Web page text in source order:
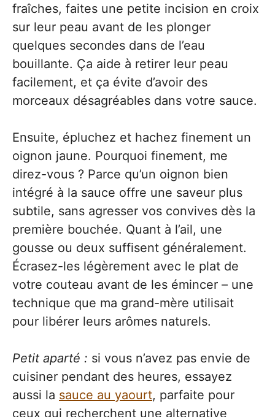
fraîches, faites une petite incision en croix
sur leur peau avant de les plonger
quelques secondes dans de l’eau
bouillante. Ça aide à retirer leur peau
facilement, et ça évite d’avoir des
morceaux désagréables dans votre sauce.
Ensuite, épluchez et hachez finement un
oignon jaune. Pourquoi finement, me
direz-vous ? Parce qu’un oignon bien
intégré à la sauce offre une saveur plus
subtile, sans agresser vos convives dès la
première bouchée. Quant à l’ail, une
gousse ou deux suffisent généralement.
Écrasez-les légèrement avec le plat de
votre couteau avant de les émincer – une
technique que ma grand-mère utilisait
pour libérer leurs arômes naturels.
Petit aparté : si vous n’avez pas envie de
cuisiner pendant des heures, essayez
aussi la sauce au yaourt, parfaite pour
ceux qui recherchent une alternative